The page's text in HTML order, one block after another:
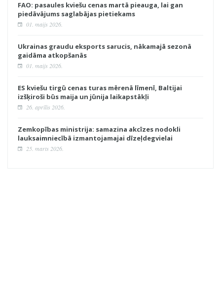
FAO: pasaules kviešu cenas martā pieauga, lai gan
piedāvājums saglabājas pietiekams
01. maijs 2026.
Ukrainas graudu eksports sarucis, nākamajā sezonā
gaidāma atkopšanās
01. maijs 2026.
ES kviešu tirgū cenas turas mērenā līmenī, Baltijai
izšķiroši būs maija un jūnija laikapstākļi
26. aprīlis 2026.
Zemkopības ministrija: samazina akcīzes nodokli
lauksaimniecībā izmantojamajai dīzeļdegvielai
25. marts 2026.